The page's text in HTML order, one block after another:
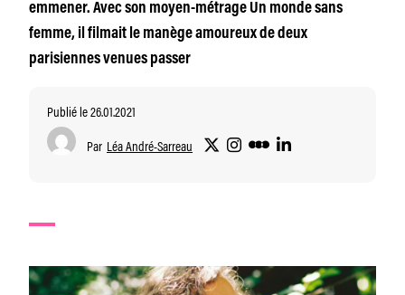
emmener. Avec son moyen-métrage Un monde sans
femme, il filmait le manège amoureux de deux
parisiennes venues passer
Publié le 26.01.2021
Par Léa André-Sarreau